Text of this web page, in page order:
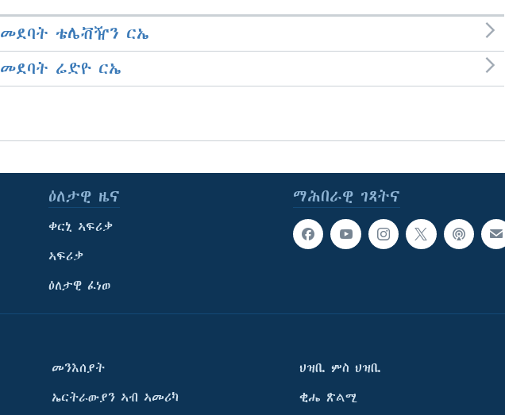
መደባት ቴሌቭዥን ርኤ
መደባት ሬድዮ ርኤ
ማሕበራዊ ገጻትና
ዕለታዊ ዜና
ቀርኒ ኣፍሪቃ
ኣፍሪቃ
ዕለታዊ ፈነወ
መንእሰያት
ኤርትራውያን ኣብ ኣመሪካ
ህዝቢ ምስ ህዝቢ
ቂሔ ጽልሚ